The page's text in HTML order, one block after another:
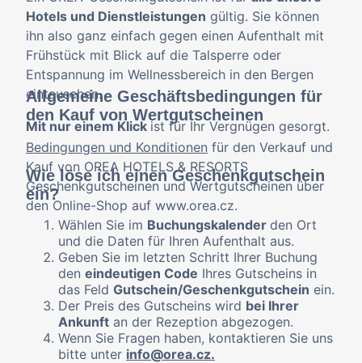
Hotels und Dienstleistungen gültig. Sie können
ihn also ganz einfach gegen einen Aufenthalt mit
Frühstück mit Blick auf die Talsperre oder
Entspannung im Wellnessbereich in den Bergen
eintauschen.
Mit nur einem Klick ist für Ihr Vergnügen gesorgt.
Allgemeine Geschäftsbedingungen für
den Kauf von Wertgutscheinen
Bedingungen und Konditionen für den Verkauf und
Kauf von OREA HOTELS & RESORTS
Geschenkgutscheinen und Wertgutscheinen über
den Online-Shop auf www.orea.cz.
Wie löse ich einen Geschenkgutschein
ein?
Wählen Sie im Buchungskalender den Ort
und die Daten für Ihren Aufenthalt aus.
Geben Sie im letzten Schritt Ihrer Buchung
den eindeutigen Code Ihres Gutscheins in
das Feld Gutschein/Geschenkgutschein ein.
Der Preis des Gutscheins wird bei Ihrer
Ankunft an der Rezeption abgezogen.
Wenn Sie Fragen haben, kontaktieren Sie uns
bitte unter info@orea.cz.